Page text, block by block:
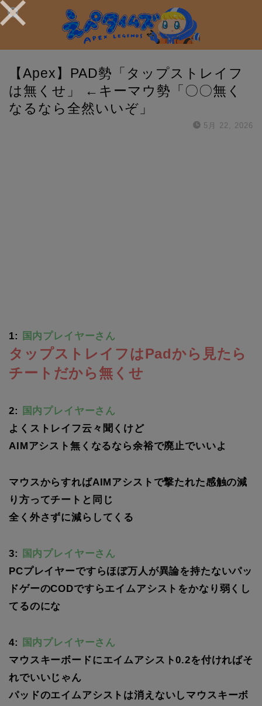
【Apex】PAD勢「タップストレイフ
は無くせ」 ←キーマウ勢「〇〇無く
なるなら全然いいぞ」
5月 22, 2026
1: 国内プレイヤーさん
タップストレイフはPadから見たら
チートだから無くせ
2:
国内プレイヤーさん
よくストレイフ云々聞くけど
AIMアシスト無くなるなら余裕で廃止でいいよ
マウスからすればAIMアシストで撃たれた感触の減
り方ってチートと同じ
全く外さずに減らしてくる
3:
国内プレイヤーさん
PCプレイヤーですらほぼ万人が異論を持たないパッ
ドゲーのCODですらエイムアシストをかなり弱くし
てるのにな
4:
国内プレイヤーさん
マウスキーボードにエイムアシスト0.2を付ければそ
れでいいじゃん
パッドのエイムアシストは消えないしマウスキーボ